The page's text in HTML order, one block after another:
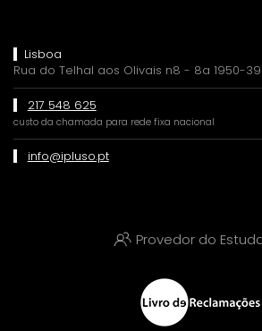
Lisboa
Rua do Telhal aos Olivais n8 - 8a 1950-
217 548 625
custo da chamada para rede fixa nacional
info@ipluso.pt
Provedor do